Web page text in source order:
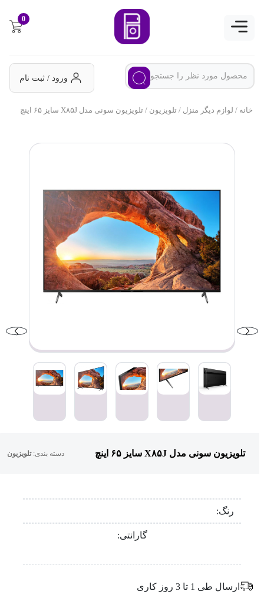
0
ورود / ثبت نام
خانه/ لوازم دیگر منزل/ تلویزیون/ تلویزیون سونی مدل X۸۵J سایز ۶۵ اینچ
تلویزیون سونی مدل X۸۵J سایز ۶۵ اینچ دسته بندی:تلویزیون
رنگ:
گارانتی:
ارسال طی 1 تا 3 روز کاری